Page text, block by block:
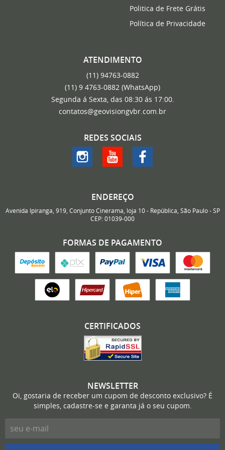
Politica de Frete Grátis
Política de Privacidade
ATENDIMENTO
(11)94763-0882
(11) 9 4763-0882 (WhatsApp)
Segunda á Sexta, das 08:30 ás 17:00.
contatos@geovisiongvbr.com.br
REDES SOCIAIS
ENDEREÇO
Avenida Ipiranga, 919, Conjunto Cinerama, loja 10- República, São Paulo-SP
CEP: 01039-000
FORMAS DE PAGAMENTO
CERTIFICADOS
NEWSLETTER
Oi, gostaria de receber um cupom de desconto exclusivo? É
simples, cadastre-se e garanta já o seu cupom.